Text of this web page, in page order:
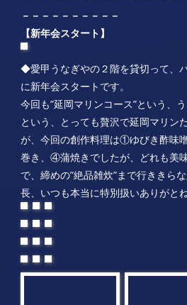
－－－－－－－－－－
【新年会スタート】
◆愛甲うなぎやの２階を貸切って、
に新年会スタートです。
今回も”延岡マリンコース”という、
という、とっても贅沢で延岡マリン
が、今回の創作料理は①ゆびき酢味
巻き、④蒲焼きでしたが、どれも美
で、締めの”絶品雑炊”まで行ききら
長、いつも本当に特別扱いありがと